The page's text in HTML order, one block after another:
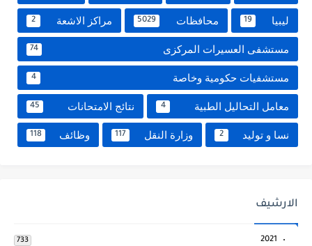
ليبيا 19 محافظات 5029 مراكز الاشعة 2
مستشفى العسيرات المركزى 74
مستشفيات حكومية وخاصة 4
معامل التحاليل الطبية 4 نتائج الامتحانات 45
نسا و توليد 2 وزارة النقل 117 وظائف 118
الارشيف
2021
733